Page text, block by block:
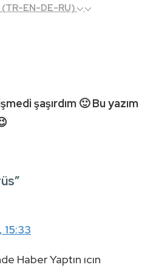
EN-DE-RU)
şaşırdım 🙂 Bu yazım
”
15:33
Haber Yaptın ıcın